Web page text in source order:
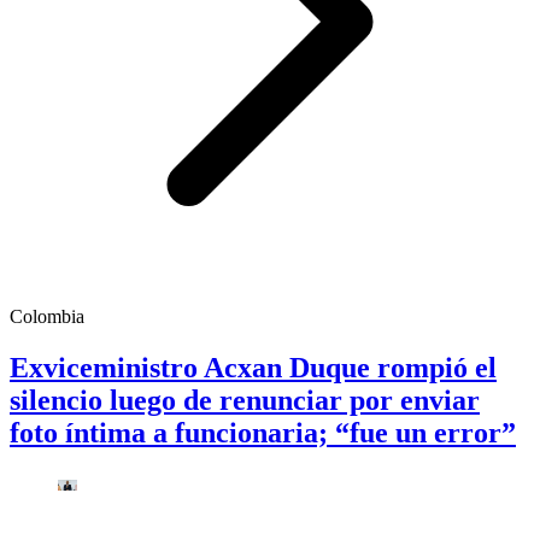
Colombia
Exviceministro Acxan Duque rompió el
silencio luego de renunciar por enviar
foto íntima a funcionaria; “fue un error”